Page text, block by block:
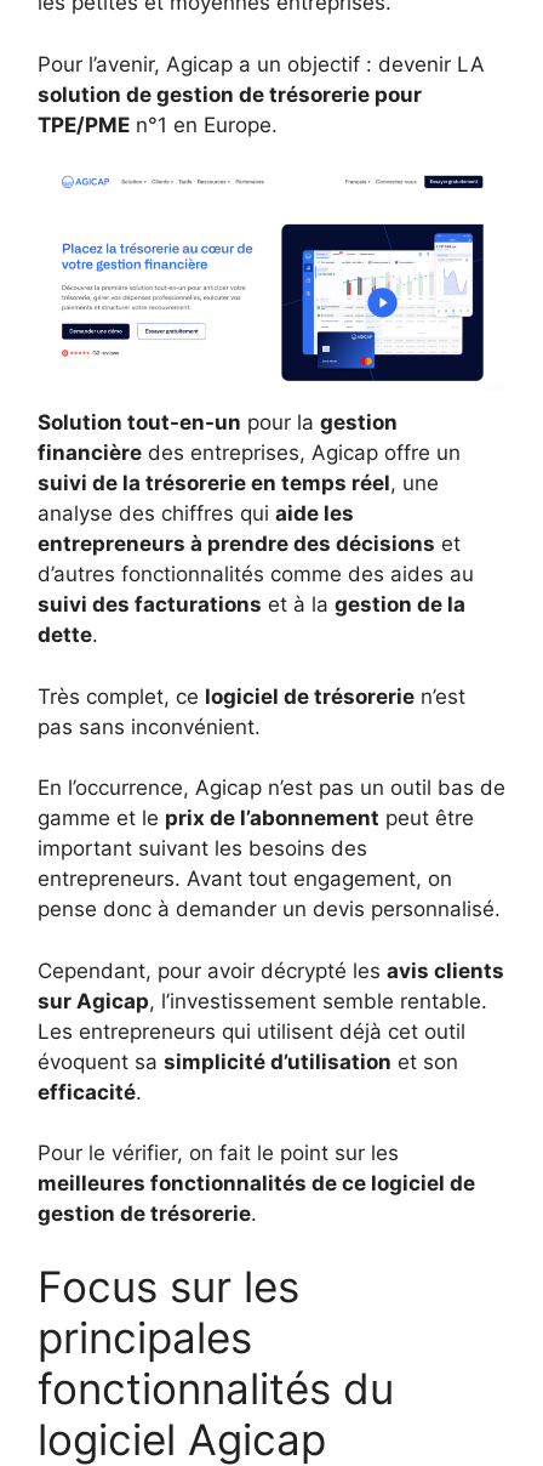
Pour l’avenir, Agicap a un objectif : devenir LA
solution de gestion de trésorerie pour
TPE/PME n°1 en Europe.
Solution tout-en-un pour la gestion
financière des entreprises, Agicap offre un
suivi de la trésorerie en temps réel, une
analyse des chiffres qui aide les
entrepreneurs à prendre des décisions et
d’autres fonctionnalités comme des aides au
suivi des facturations et à la gestion de la
dette.
Très complet, ce logiciel de trésorerie n’est
pas sans inconvénient.
En l’occurrence, Agicap n’est pas un outil bas de
gamme et le prix de l’abonnement peut être
important suivant les besoins des
entrepreneurs. Avant tout engagement, on
pense donc à demander un devis personnalisé.
Cependant, pour avoir décrypté les avis clients
sur Agicap, l’investissement semble rentable.
Les entrepreneurs qui utilisent déjà cet outil
évoquent sa simplicité d’utilisation et son
efficacité.
Pour le vérifier, on fait le point sur les
meilleures fonctionnalités de ce logiciel de
gestion de trésorerie.
Focus sur les
principales
fonctionnalités du
logiciel Agicap